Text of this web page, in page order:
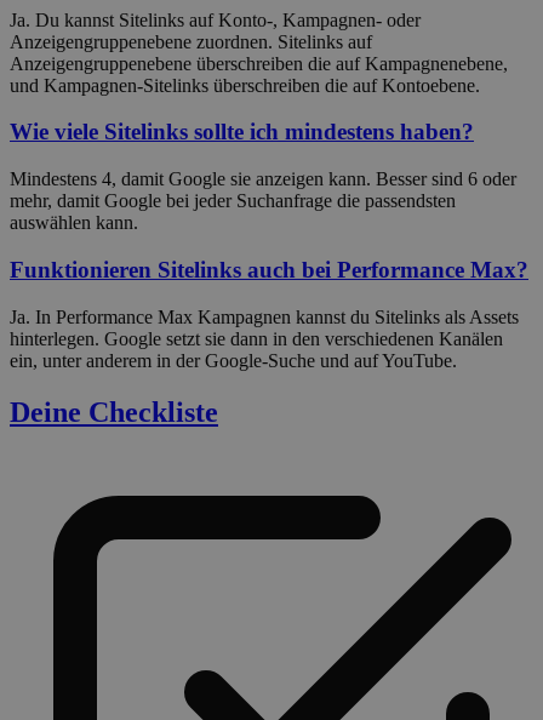
Ja. Du kannst Sitelinks auf Konto-, Kampagnen- oder
Anzeigengruppenebene zuordnen. Sitelinks auf
Anzeigengruppenebene überschreiben die auf Kampagnenebene,
und Kampagnen-Sitelinks überschreiben die auf Kontoebene.
Wie viele Sitelinks sollte ich mindestens haben?
Mindestens 4, damit Google sie anzeigen kann. Besser sind 6 oder
mehr, damit Google bei jeder Suchanfrage die passendsten
auswählen kann.
Funktionieren Sitelinks auch bei Performance Max?
Ja. In Performance Max Kampagnen kannst du Sitelinks als Assets
hinterlegen. Google setzt sie dann in den verschiedenen Kanälen
ein, unter anderem in der Google-Suche und auf YouTube.
Deine Checkliste